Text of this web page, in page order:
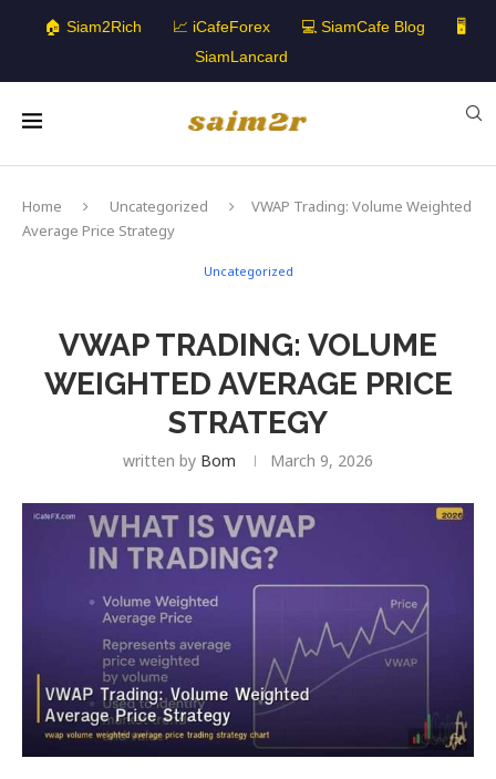
🏠 Siam2Rich 📈 iCafeForex 💻 SiamCafe Blog
🖥️
SiamLancard
Home Uncategorized
VWAP Trading: Volume Weighted
Average Price Strategy
Uncategorized
VWAP TRADING: VOLUME
WEIGHTED AVERAGE PRICE
STRATEGY
written by Bom March 9, 2026